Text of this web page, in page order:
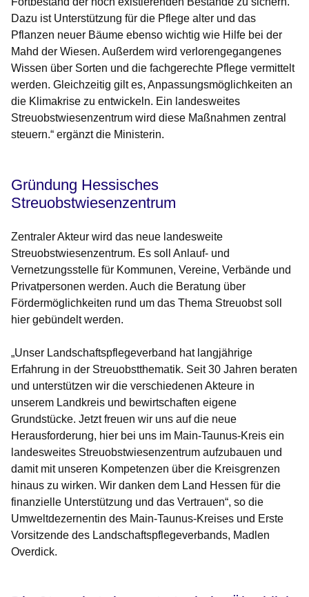
Dazu ist Unterstützung für die Pflege alter und das
Pflanzen neuer Bäume ebenso wichtig wie Hilfe bei der
Mahd der Wiesen. Außerdem wird verlorengegangenes
Wissen über Sorten und die fachgerechte Pflege vermittelt
werden. Gleichzeitig gilt es, Anpassungsmöglichkeiten an
die Klimakrise zu entwickeln. Ein landesweites
Streuobstwiesenzentrum wird diese Maßnahmen zentral
steuern.“ ergänzt die Ministerin.
Gründung Hessisches
Streuobstwiesenzentrum
Zentraler Akteur wird das neue landesweite
Streuobstwiesenzentrum. Es soll Anlauf- und
Vernetzungsstelle für Kommunen, Vereine, Verbände und
Privatpersonen werden. Auch die Beratung über
Fördermöglichkeiten rund um das Thema Streuobst soll
hier gebündelt werden.
„Unser Landschaftspflegeverband hat langjährige
Erfahrung in der Streuobstthematik. Seit 30 Jahren beraten
und unterstützen wir die verschiedenen Akteure in
unserem Landkreis und bewirtschaften eigene
Grundstücke. Jetzt freuen wir uns auf die neue
Herausforderung, hier bei uns im Main-Taunus-Kreis ein
landesweites Streuobstwiesenzentrum aufzubauen und
damit mit unseren Kompetenzen über die Kreisgrenzen
hinaus zu wirken. Wir danken dem Land Hessen für die
finanzielle Unterstützung und das Vertrauen“, so die
Umweltdezernentin des Main-Taunus-Kreises und Erste
Vorsitzende des Landschaftspflegeverbands, Madlen
Overdick.